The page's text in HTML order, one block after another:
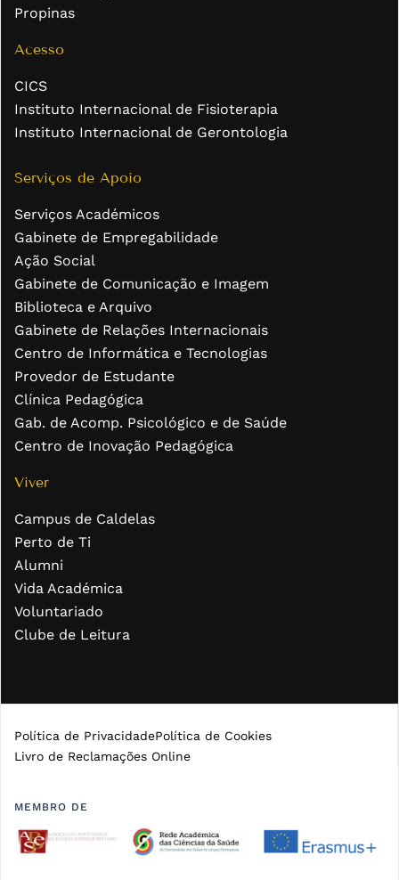
Propinas
Acesso
CICS
Instituto Internacional de Fisioterapia
Instituto Internacional de Gerontologia
Serviços de Apoio
Serviços Académicos
Gabinete de Empregabilidade
Ação Social
Gabinete de Comunicação e Imagem
Biblioteca e Arquivo
Gabinete de Relações Internacionais
Centro de Informática e Tecnologias
Provedor de Estudante
Clínica Pedagógica
Gab. de Acomp. Psicológico e de Saúde
Centro de Inovação Pedagógica
Viver
Campus de Caldelas
Perto de Ti
Alumni
Vida Académica
Voluntariado
Clube de Leitura
Política de PrivacidadePolítica de Cookies
Livro de Reclamações Online
MEMBRO DE